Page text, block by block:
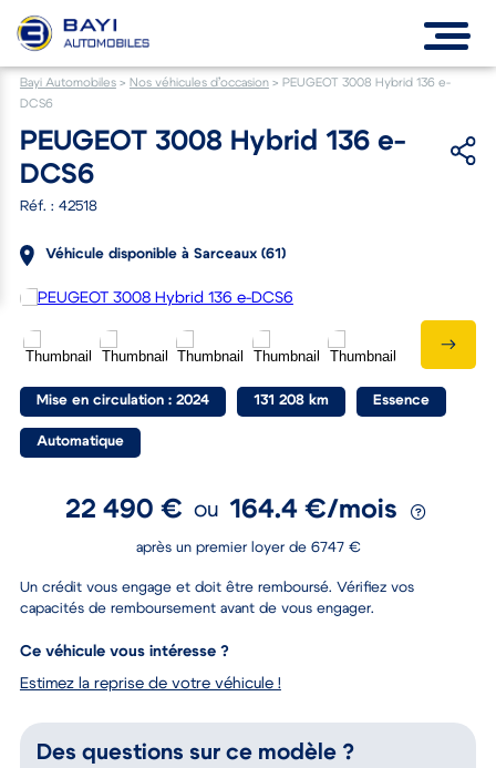
Bayi Automobiles> Nos véhicules d’occasion> PEUGEOT 3008 Hybrid 136 e-
DCS6
PEUGEOT 3008 Hybrid 136 e-
DCS6
Réf. : 42518
Véhicule disponible à Sarceaux (61)
Mise en circulation : 2024 131 208 km Essence
Automatique
22 490 € ou 164.4 €/mois
après un premier loyer de 6747 €
Un crédit vous engage et doit être remboursé. Vérifiez vos
capacités de remboursement avant de vous engager.
Ce véhicule vous intéresse ?
Estimez la reprise de votre véhicule !
Des questions sur ce modèle ?